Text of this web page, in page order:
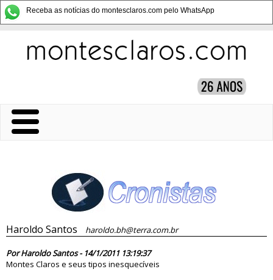
Receba as notícias do montesclaros.com pelo WhatsApp
Haroldo Santos
haroldo.bh@terra.com.br
Por Haroldo Santos - 14/1/2011 13:19:37
Montes Claros e seus tipos inesquecíveis